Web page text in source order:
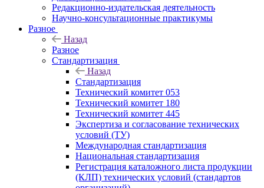
Редакционно-издательская деятельность
Научно-консультационные практикумы
Разное
Назад
Разное
Стандартизация
Назад
Стандартизация
Технический комитет 053
Технический комитет 180
Технический комитет 445
Экспертиза и согласование технических
условий (ТУ)
Международная стандартизация
Национальная стандартизация
Регистрация каталожного листа продукции
(КЛП) технических условий (стандартов